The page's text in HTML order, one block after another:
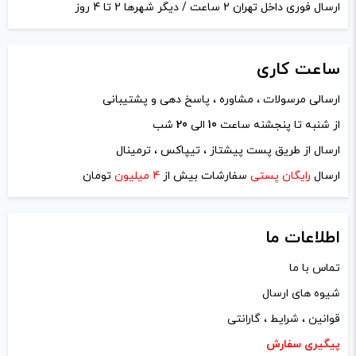
نام*
ایمیل*
ذخیره نام، ایمیل و وبسایت من در مرورگر برای زمانی که دوباره
دیدگاهی می‌نویسم.
لازم است محتوای ارسالی منطبق برعرف و شئونات جامعه و با
ارسال فوری داخل تهران 2 ساعت / دیگر شهرها 2 تا 4 روز
ساعت کاری
ارسالی مرسولات ، مشاوره ، پاسخ دهی و پشتیبانی
از شنبه تا پنجشنه ساعت 10 الی 20 شب
ارسال از طریق پست پیشتاز ، تیپاکس ، ترمینال
ارسال رایگان پستی سفارشات بیش از 4 میلیون تومان
اطلاعات ما
تماس با ما
شیوه های ارسال
قوانین ، شرایط ، گارانتی
پیگیری سفارش